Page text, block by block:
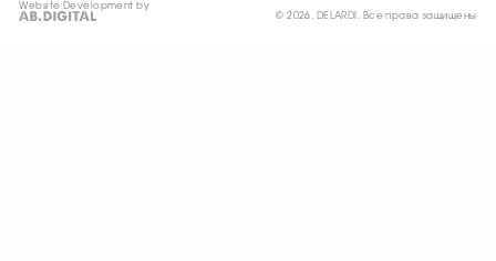
Website Development by
© 2026, DELARDI. Все права защищены